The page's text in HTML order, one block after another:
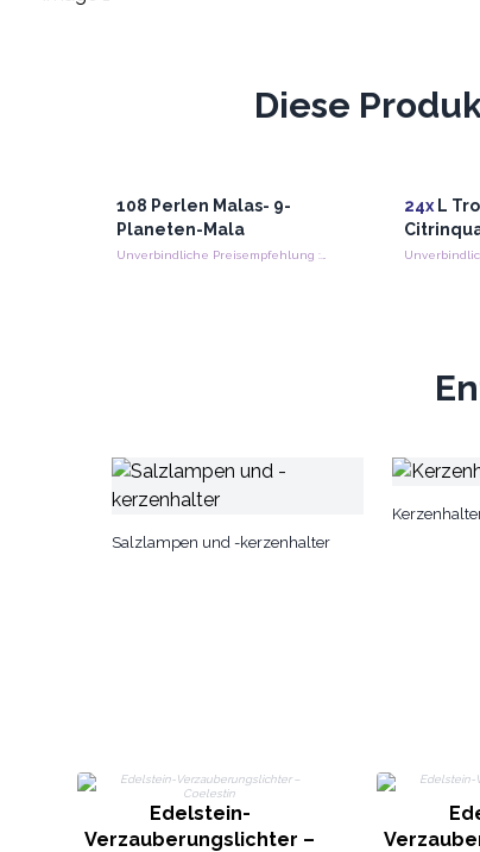
Diese
108 Perlen Malas- 9-
Planeten-Mala
24x L
Salzlampen und -kerzenhalter
Edelstein-
Verzauberungslichter –